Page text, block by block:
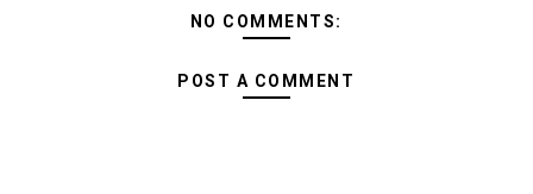
NO COMMENTS:
POST A COMMENT